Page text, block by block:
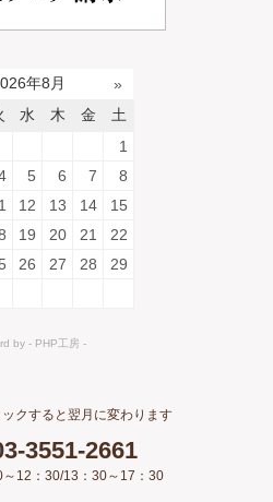
クすると翌月に変わります
3551-2661
12：30/13：30～17：30